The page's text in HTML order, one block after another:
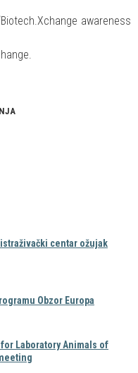
awareness
istraživački centar ožujak
Obzor Europa
Laboratory Animals of